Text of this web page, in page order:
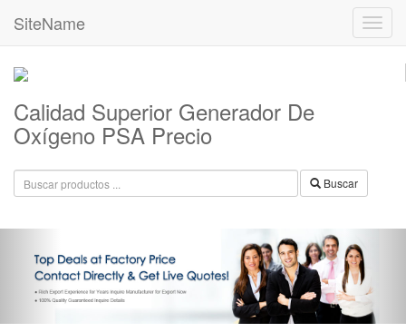
SiteName
Calidad Superior Generador De
Oxígeno PSA Precio
Buscar